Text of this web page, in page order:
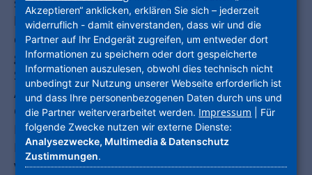
setzte sich in ihrer Kategorie Unternehmen 250
bis 999 Mitarbeiter gegen starke Konkurrenz
durch. Nominiert waren außerdem die AfB
gemeinnützige GmbH aus Düren, die Carl
Schlenk AG aus Roth, die edding
Aktiengesellschaft aus Hamburg und die
GESOBAU AG aus Berlin. Insgesamt hatte die
Experten-Jury 25 Unternehmen in fünf
Kategorien nominiert. Die Preisträger wurden
von Bundesminister Hubertus Heil und
Akzeptieren“ anklicken, erklären Sie sich – jederzeit
widerruflich - damit einverstanden, dass wir und die
Partner auf Ihr Endgerät zugreifen, um entweder dort
Informationen zu speichern oder dort gespeicherte
Informationen auszulesen, obwohl dies technisch nicht
unbedingt zur Nutzung unserer Webseite erforderlich ist
und dass Ihre personenbezogenen Daten durch uns und
die Partner weiterverarbeitet werden. Impressum | Für
folgende Zwecke nutzen wir externe Dienste:
Analysezwecke, Multimedia & Datenschutz
Zustimmungen.